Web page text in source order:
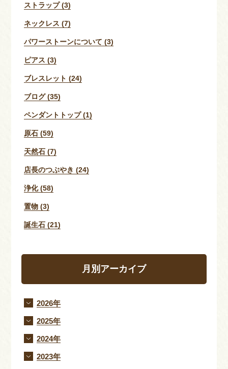
ストラップ (3)
ネックレス (7)
パワーストーンについて (3)
ピアス (3)
ブレスレット (24)
ブログ (35)
ペンダントトップ (1)
原石 (59)
天然石 (7)
店長のつぶやき (24)
浄化 (58)
置物 (3)
誕生石 (21)
月別アーカイブ
2026年
2025年
2024年
2023年